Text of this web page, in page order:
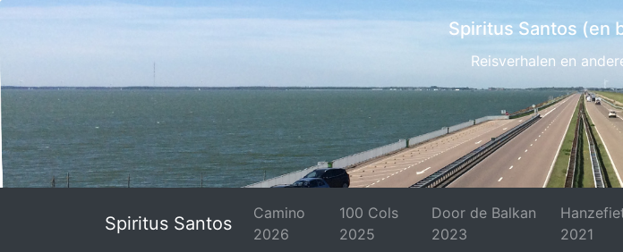
Spiritus Santos (en
Reisverhalen en
Spiritus Santos
Camino
2026
100 Cols
2025
Door de Balkan
2023
2021